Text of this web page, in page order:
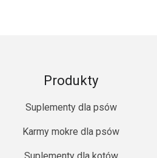
Produkty
Suplementy dla psów
Karmy mokre dla psów